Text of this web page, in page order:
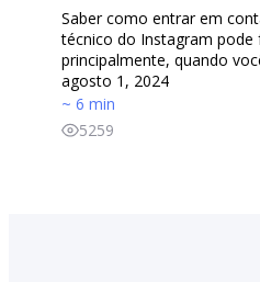
Saber como entrar em
técnico do Instagram pode
principalmente, quando
agosto 1, 2024
~ 6 min
5259